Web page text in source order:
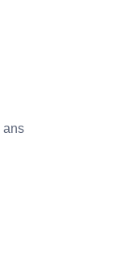
ans